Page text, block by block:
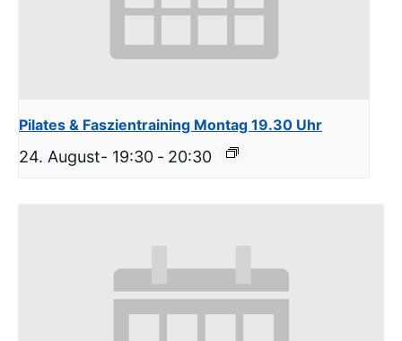
Pilates & Faszientraining Montag 19.30 Uhr
24. August- 19:30 - 20:30